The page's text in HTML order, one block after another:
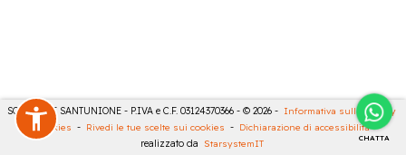
CHATTA
SONCINI E SANTUNIONE - P.IVA e C.F. 03124370366 - © 2026 - Informativa sulla privacy
Cookies - Rivedi le tue scelte sui cookies - Dichiarazione di accessibilità -
realizzato da StarsystemIT